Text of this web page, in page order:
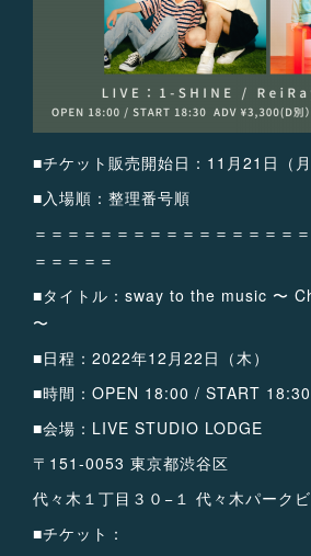
■チケット販売開始日：11月21日（
■入場順：整理番号順
＝＝＝＝＝＝＝＝＝＝＝＝＝＝＝＝
＝＝＝＝＝
■タイトル：sway to the music 〜
〜
■日程：2022年12月22日（木）
■時間：OPEN 18:00 / START 18:30
■会場：LIVE STUDIO LODGE
〒151-0053 東京都渋谷区
代々木１丁目３０−１ 代々木パーク
■チケット：